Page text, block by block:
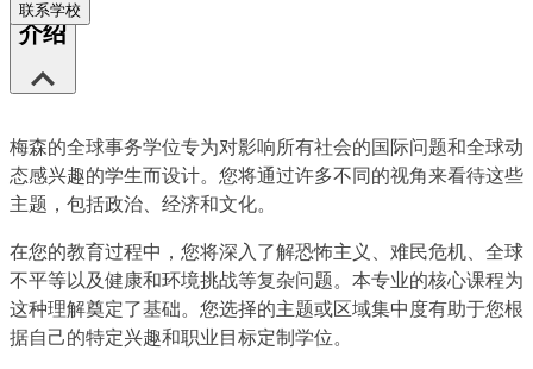
联系学校
介绍
梅森的全球事务学位专为对影响所有社会的国际问题和全球动
态感兴趣的学生而设计。您将通过许多不同的视角来看待这些
主题，包括政治、经济和文化。
在您的教育过程中，您将深入了解恐怖主义、难民危机、全球
不平等以及健康和环境挑战等复杂问题。本专业的核心课程为
这种理解奠定了基础。您选择的主题或区域集中度有助于您根
据自己的特定兴趣和职业目标定制学位。